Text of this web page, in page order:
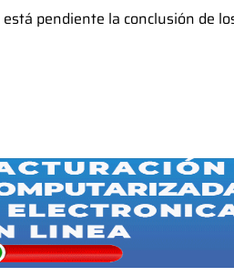
pendiente la conclusión de